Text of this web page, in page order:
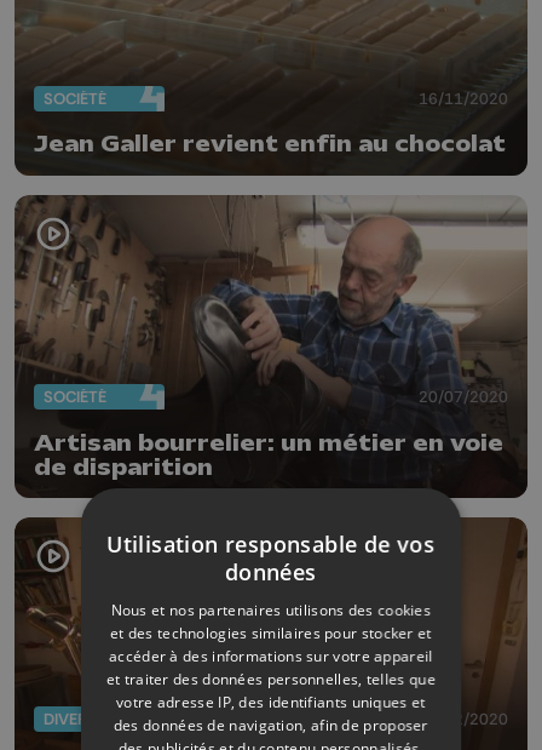
SOCIÉTÉ 16/11/2020
Jean Galler revient enfin au chocolat
SOCIÉTÉ 20/07/2020
Artisan bourrelier: un métier en voie
de disparition
DIVERS 25/02/2020
Utilisation responsable de vos
données
Nous et nos partenaires utilisons des cookies
et des technologies similaires pour stocker et
accéder à des informations sur votre appareil
et traiter des données personnelles, telles que
votre adresse IP, des identifiants uniques et
des données de navigation, afin de proposer